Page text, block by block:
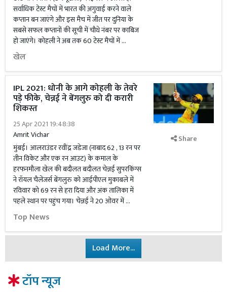
सर्वाधिक टेस्ट मैचों में भारत की अगुवाई करने वाले
कप्तान बन जाएंगे और इस मैच में जीत पर दुनिया के
सबसे सफल कप्तानों की सूची में चौथे नंबर पर काबिज
हो जाएंगे। कोहली ने अब तक 60 टेस्ट मैचों में …
खेल
IPL 2021: धोनी के आगे कोहली के तेवरे
पड़े फीके, चेन्नई ने बेंगलुरु को दी करारी
शिकस्त
25 Apr 2021 19:48:38
Amrit Vichar
मुंबई। आलराउंडर रवींद्र जडेजा (नाबाद 62 , 13 रन पर
तीन विकेट और एक रन आउट) के कमाल के
हरफनमौला खेल की बदौलत बदौलत चेन्नई सुपरकिंग्स
ने रॉयल चैलेंजर्स बेंगलुरु को आईपीएल मुकाबले में
रविवार को 69 रन से हरा दिया और अंक तालिका में
पहले स्थान पर पहुंच गया। चेन्नई ने 20 ओवर में …
Top News
Share
Load More...
टॉप न्यूज